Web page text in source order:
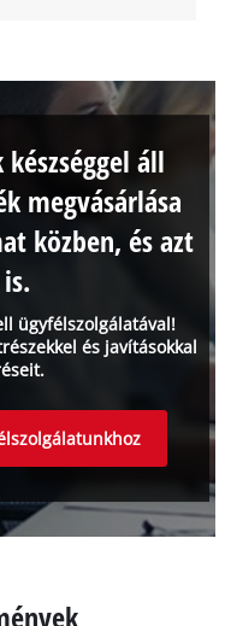
ügyfélszolgálatával!
és javításokkal
áll
megvásárlása
közben, és azt